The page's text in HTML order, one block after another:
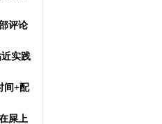
评论
实践
间+配
屎上